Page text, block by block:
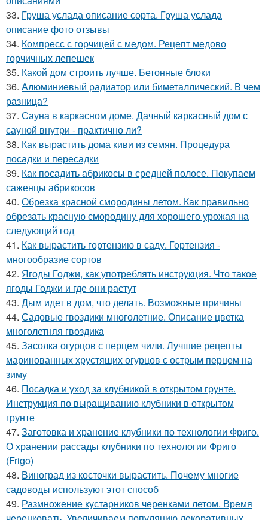
33. Груша услада описание сорта. Груша услада
описание фото отзывы
34. Компресс с горчицей с медом. Рецепт медово
горчичных лепешек
35. Какой дом строить лучше. Бетонные блоки
36. Алюминиевый радиатор или биметаллический. В чем
разница?
37. Сауна в каркасном доме. Дачный каркасный дом с
сауной внутри - практично ли?
38. Как вырастить дома киви из семян. Процедура
посадки и пересадки
39. Как посадить абрикосы в средней полосе. Покупаем
саженцы абрикосов
40. Обрезка красной смородины летом. Как правильно
обрезать красную смородину для хорошего урожая на
следующий год
41. Как вырастить гортензию в саду. Гортензия -
многообразие сортов
42. Ягоды Годжи, как употреблять инструкция. Что такое
ягоды Годжи и где они растут
43. Дым идет в дом, что делать. Возможные причины
44. Садовые гвоздики многолетние. Описание цветка
многолетняя гвоздика
45. Засолка огурцов с перцем чили. Лучшие рецепты
маринованных хрустящих огурцов с острым перцем на
зиму
46. Посадка и уход за клубникой в открытом грунте.
Инструкция по выращиванию клубники в открытом
грунте
47. Заготовка и хранение клубники по технологии Фриго.
О хранении рассады клубники по технологии Фриго
(Frigo)
48. Виноград из косточки вырастить. Почему многие
садоводы используют этот способ
49. Размножение кустарников черенками летом. Время